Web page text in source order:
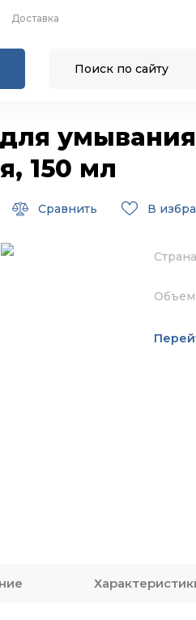
Доставка
150 мл
Сравнить В
Объем